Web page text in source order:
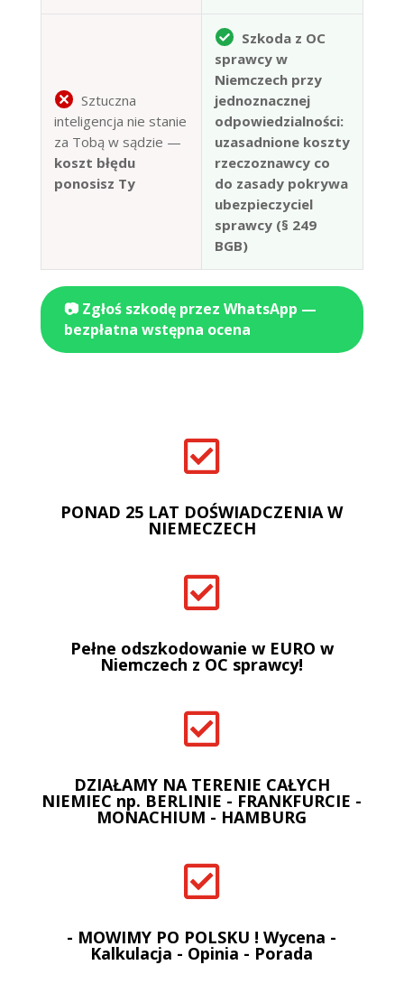
Sztuczna
inteligencja nie stanie
za Tobą w sądzie —
koszt błędu
ponosisz Ty
Szkoda z OC
sprawcy w
Niemczech przy
jednoznacznej
odpowiedzialności:
uzasadnione koszty
rzeczoznawcy co
do zasady pokrywa
ubezpieczyciel
sprawcy (§ 249
BGB)
📷 Zgłoś szkodę przez WhatsApp —
bezpłatna wstępna ocena

PONAD 25 LAT DOŚWIADCZENIA W
NIEMECZECH

Pełne odszkodowanie w EURO w
Niemczech z OC sprawcy!

DZIAŁAMY NA TERENIE CAŁYCH
NIEMIEC np. BERLINIE - FRANKFURCIE -
MONACHIUM - HAMBURG

- MOWIMY PO POLSKU ! Wycena -
Kalkulacja - Opinia - Porada